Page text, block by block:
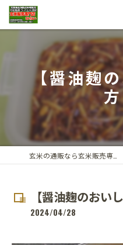
【醤油麹
【醤油麹のおい
2024/04/28